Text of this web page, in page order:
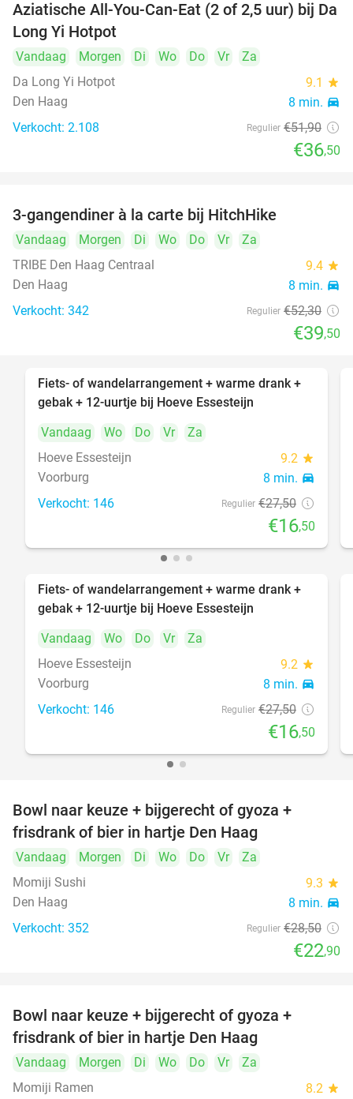
30%
Aziatische All-You-Can-Eat (2 of 2,5 uur) bij Da
Long Yi Hotpot
Vandaag Morgen Di Wo Do Vr
Za
Da Long Yi Hotpot
9.1 star
Den Haag 8 min. directions_car
Verkocht: 2.108 Regulier €51,90
€36,50
3-gangendiner à la carte bij HitchHike
Vandaag Morgen Di Wo Do Vr
Za
TRIBE Den Haag Centraal
9.4 star
Den Haag 8 min. directions_car
Verkocht: 342 Regulier €52,30
€39,50
40%
Fiets- of wandelarrangement + warme drank +
gebak + 12-uurtje bij Hoeve Essesteijn
Vandaag
Wo Do Vr
Za
Hoeve Essesteijn
9.2 star
Voorburg 8 min. directions_car
Verkocht: 146 Regulier €27,50
€16,50
40%
Fiets- of wandelarrangement + warme drank +
gebak + 12-uurtje bij Hoeve Essesteijn
Vandaag
Wo Do Vr
Za
Hoeve Essesteijn
9.2 star
Voorburg 8 min. directions_car
Verkocht: 146 Regulier €27,50
€16,50
Bowl naar keuze + bijgerecht of gyoza +
frisdrank of bier in hartje Den Haag
Vandaag Morgen Di Wo Do Vr
Za
Momiji Sushi
9.3 star
Den Haag 8 min. directions_car
Verkocht: 352 Regulier €28,50
€22,90
Bowl naar keuze + bijgerecht of gyoza +
frisdrank of bier in hartje Den Haag
Vandaag Morgen Di Wo Do Vr
Za
Momiji Ramen
8.2 star